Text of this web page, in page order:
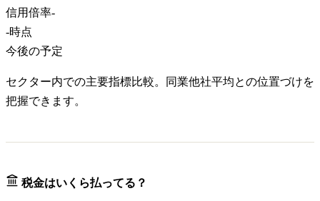
信用倍率-
-時点
今後の予定
セクター内での主要指標比較。同業他社平均との位置づけを
把握できます。
税金はいくら払ってる？